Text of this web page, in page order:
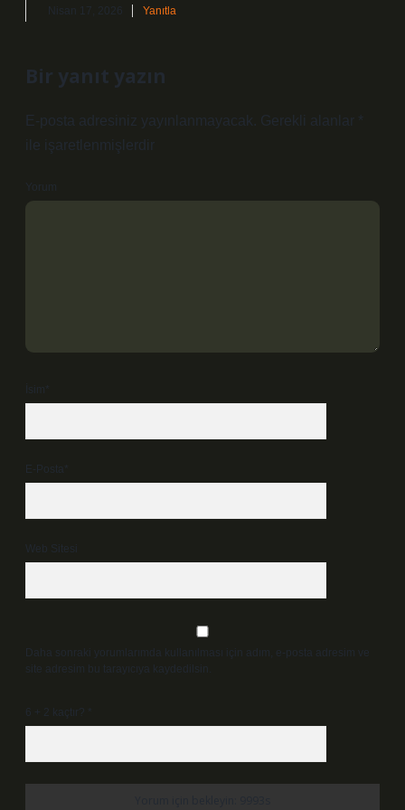
Nisan 17, 2026 Yanıtla
Bir yanıt yazın
E-posta adresiniz yayınlanmayacak. Gerekli alanlar *
ile işaretlenmişlerdir
Yorum
İsim*
E-Posta*
Web Sitesi
Daha sonraki yorumlarımda kullanılması için adım, e-posta adresim ve
site adresim bu tarayıcıya kaydedilsin.
6 + 2 kaçtır?